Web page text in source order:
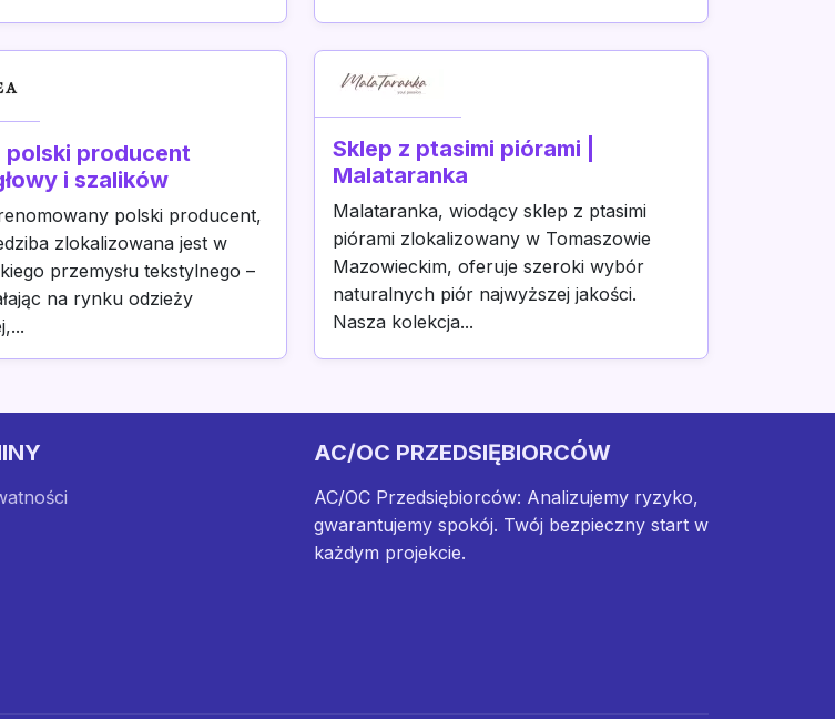
polski producent
i szalików
polski producent,
zlokalizowana jest w
przemysłu tekstylnego –
na rynku odzieży
Sklep z ptasimi piórami |
Malataranka
Malataranka, wiodący sklep z ptasimi
piórami zlokalizowany w Tomaszowie
Mazowieckim, oferuje szeroki wybór
naturalnych piór najwyższej jakości.
Nasza kolekcja...
AC/OC PRZEDSIĘBIORCÓW
AC/OC Przedsiębiorców: Analizujemy ryzyko,
gwarantujemy spokój. Twój bezpieczny start w
każdym projekcie.